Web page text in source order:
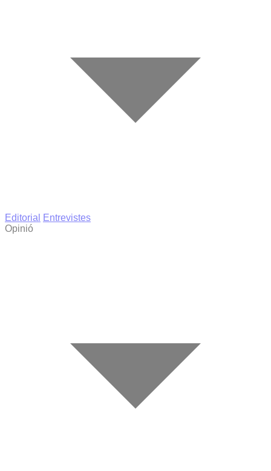
Editorial
Entrevistes
Opinió